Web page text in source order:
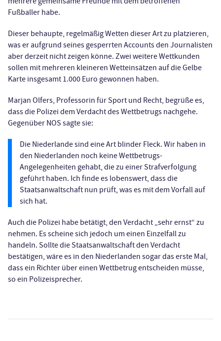
Fußballer habe.
Dieser behaupte, regelmäßig Wetten dieser Art zu platzieren,
was er aufgrund seines gesperrten Accounts den Journalisten
aber derzeit nicht zeigen könne. Zwei weitere Wettkunden
sollen mit mehreren kleineren Wetteinsätzen auf die Gelbe
Karte insgesamt 1.000 Euro gewonnen haben.
Marjan Olfers, Professorin für Sport und Recht, begrüße es,
dass die Polizei dem Verdacht des Wettbetrugs nachgehe.
Gegenüber NOS sagte sie:
Die Niederlande sind eine Art blinder Fleck. Wir haben in
den Niederlanden noch keine Wettbetrugs-
Angelegenheiten gehabt, die zu einer Strafverfolgung
geführt haben. Ich finde es lobenswert, dass die
Staatsanwaltschaft nun prüft, was es mit dem Vorfall auf
sich hat.
Auch die Polizei habe betätigt, den Verdacht „sehr ernst“ zu
nehmen. Es scheine sich jedoch um einen Einzelfall zu
handeln. Sollte die Staatsanwaltschaft den Verdacht
bestätigen, wäre es in den Niederlanden sogar das erste Mal,
dass ein Richter über einen Wettbetrug entscheiden müsse,
so ein Polizeisprecher.